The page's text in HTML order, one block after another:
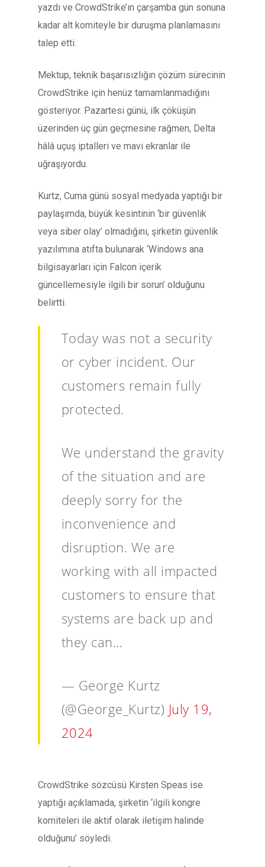
yazdı ve CrowdStrike’ın çarşamba gün sonuna
kadar alt komiteyle bir duruşma planlamasını
talep etti.
Mektup, teknik başarısızlığın çözüm sürecinin
CrowdStrike için henüz tamamlanmadığını
gösteriyor. Pazartesi günü, ilk çöküşün
üzerinden üç gün geçmesine rağmen, Delta
hâlâ uçuş iptalleri ve mavi ekranlar ile
uğraşıyordu.
Kurtz, Cuma günü sosyal medyada yaptığı bir
paylaşımda, büyük kesintinin ‘bir güvenlik
veya siber olay’ olmadığını, şirketin güvenlik
yazılımına atıfta bulunarak ‘Windows ana
bilgisayarları için Falcon içerik
güncellemesiyle ilgili bir sorun’ olduğunu
belirtti.
Today was not a security
or cyber incident. Our
customers remain fully
protected.
We understand the gravity
of the situation and are
deeply sorry for the
inconvenience and
disruption. We are
working with all impacted
customers to ensure that
systems are back up and
they can…
— George Kurtz
(@George_Kurtz) July 19,
2024
CrowdStrike sözcüsü Kirsten Speas ise
yaptığı açıklamada, şirketin ‘ilgili kongre
komiteleri ile aktif olarak iletişim halinde
olduğunu’ söyledi.